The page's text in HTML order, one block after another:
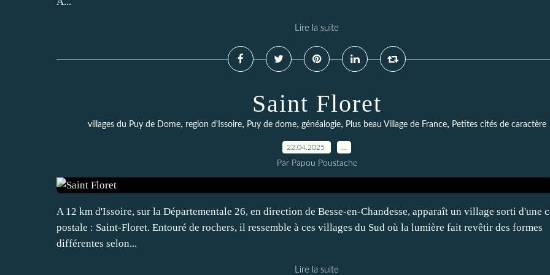
Lire la suite
Saint Floret
villages du Puy de Dome, region d'Issoire, Puy de dome, généalogie, Plus beau Village de France, Petites cités de caractère
22.04.2025
Par Papou Poustache
A 12 km d'Issoire, sur la Départementale 26, en direction de Besse-en-Chandesse, apparaît un village sorti d'une
postale : Saint-Floret. Entouré de rochers, il ressemble à ces villages du Sud où la lumière fait revêtir des formes
différentes selon...
Lire la suite